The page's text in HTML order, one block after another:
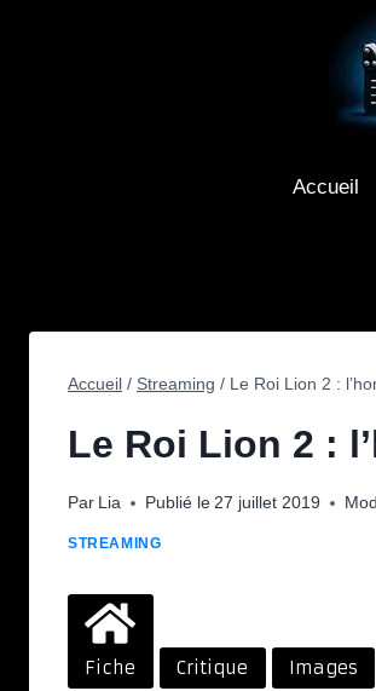
Accueil
Accueil / Streaming / Le Roi Lion 2 :
Le Roi Lion 2 :
Par Lia Publié le 27 juillet 2019
STREAMING
Fiche Critique Images